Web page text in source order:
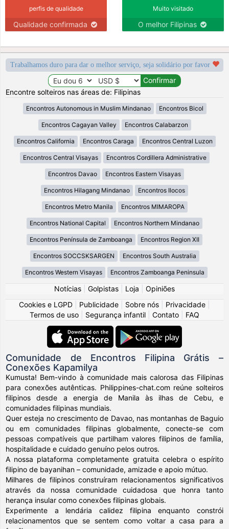
perfis de qualidade
Qualidade confirmada
Muito visitado
O melhor Filipinas
Trabalhamos duro para dar o melhor serviço, seja solidário por favor
Encontre solteiros nas áreas de: Filipinas
Encontros Autonomous in Muslim Mindanao Encontros Bicol
Encontros Cagayan Valley Encontros Calabarzon
Encontros California Encontros Caraga Encontros Central Luzon
Encontros Central Visayas Encontros Cordillera Administrative
Encontros Davao Encontros Eastern Visayas
Encontros Hilagang Mindanao Encontros Ilocos
Encontros Metro Manila Encontros MIMAROPA
Encontros National Capital Encontros Northern Mindanao
Encontros Península de Zamboanga Encontros Region XII
Encontros SOCCSKSARGEN Encontros South Australia
Encontros Western Visayas Encontros Zamboanga Peninsula
Notícias Golpistas Loja
Opiniões
Cookies e LGPD
Publicidade Sobre nós Privacidade
Termos de uso
Segurança infantil Contato FAQ
Comunidade de Encontros Filipina Grátis –
Conexões Kapamilya
Kumusta! Bem-vindo à comunidade mais calorosa das Filipinas
para conexões autênticas. Philippines-chat.com reúne solteiros
filipinos desde a energia de Manila às ilhas de Cebu, e
comunidades filipinas mundiais.
Quer esteja no crescimento de Davao, nas montanhas de Baguio
ou em comunidades filipinas globalmente, conecte-se com
pessoas compatíveis que partilham valores filipinos de família,
hospitalidade e cuidado genuíno pelos outros.
A nossa plataforma completamente gratuita celebra o espírito
filipino de bayanihan – comunidade, amizade e apoio mútuo.
Milhares de filipinos construíram relacionamentos significativos
através da nossa comunidade cuidadosa que honra tanto
herança insular como conexões filipinas globais.
Experimente a lendária calidez filipina enquanto constrói
relacionamentos que se sentem como voltar a casa para a